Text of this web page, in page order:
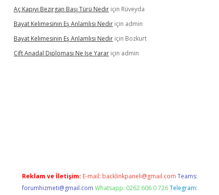
Aç Kapıyı Bezirgan Başı Türü Nedir için Rüveyda
Bayat Kelimesinin Eş Anlamlısı Nedir için admin
Bayat Kelimesinin Eş Anlamlısı Nedir için Bozkurt
Çift Anadal Diploması Ne Işe Yarar için admin
Reklam ve İletişim: E-mail: backlinkpaneli@gmail.com Teams:
forumhizmeti@gmail.com Whatsapp: 0262 606 0 726 Telegram: